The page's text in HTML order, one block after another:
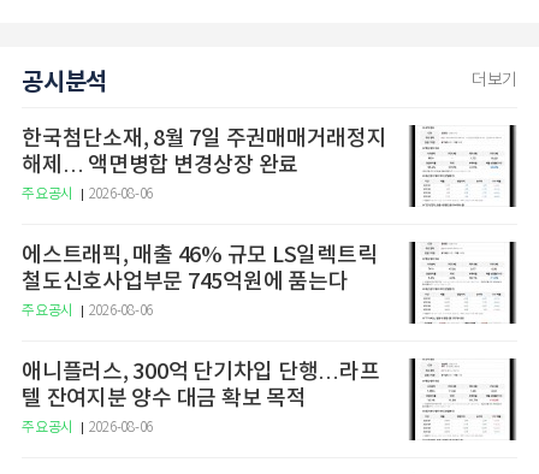
공시분석 더보기
한국첨단소재, 8월 7일 주권매매거래정지
해제… 액면병합 변경상장 완료
주요공시 2026-08-06
에스트래픽, 매출 46% 규모 LS일렉트릭
철도신호사업부문 745억원에 품는다
주요공시 2026-08-06
애니플러스, 300억 단기차입 단행…라프
텔 잔여지분 양수 대금 확보 목적
주요공시 2026-08-06